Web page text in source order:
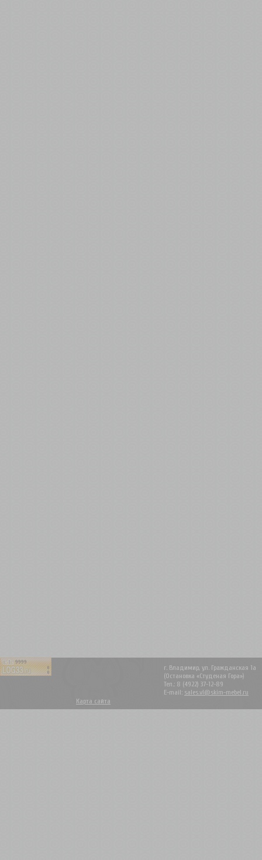
Карта сайта
г. Владимир, ул. Гражданская 1а
(Остановка «Студеная Гора»)
Тел.: 8 (4922) 37-12-89
E-mail: sales.vl@skim-mebel.ru